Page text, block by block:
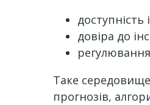
доступність
довіра до
Таке
прогнозів,